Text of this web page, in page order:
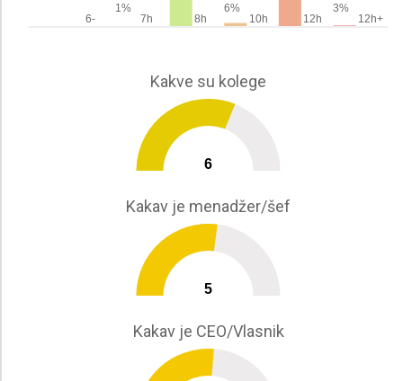
6-
1%
7h
8h
6%
10h
12h
3%
12h+
Kakve su kolege
6
Kakav je menadžer/šef
5
Kakav je CEO/Vlasnik